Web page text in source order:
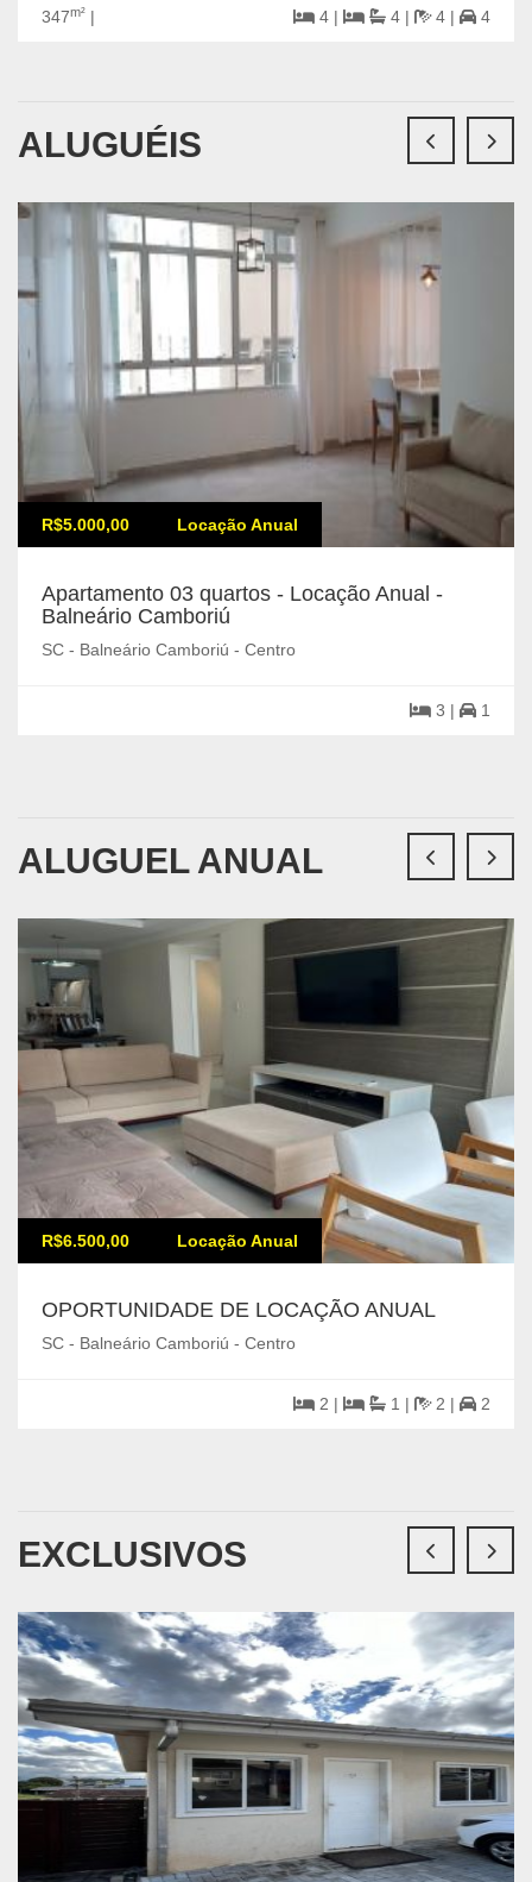
347m² | 4 | 4 | 4 | 4
ALUGUÉIS
R$5.000,00 Locação Anual
Apartamento 03 quartos - Locação Anual -
Balneário Camboriú
SC - Balneário Camboriú - Centro
3 | 1
ALUGUEL ANUAL
R$6.500,00 Locação Anual
OPORTUNIDADE DE LOCAÇÃO ANUAL
SC - Balneário Camboriú - Centro
2 | 1 | 2 | 2
EXCLUSIVOS